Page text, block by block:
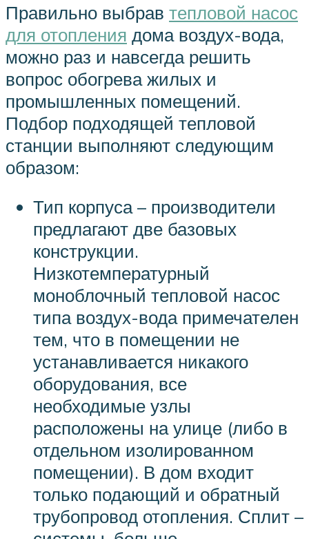
Правильно выбрав тепловой насос
для отопления дома воздух-вода,
можно раз и навсегда решить
вопрос обогрева жилых и
промышленных помещений.
Подбор подходящей тепловой
станции выполняют следующим
образом:
Тип корпуса – производители
предлагают две базовых
конструкции.
Низкотемпературный
моноблочный тепловой насос
типа воздух-вода примечателен
тем, что в помещении не
устанавливается никакого
оборудования, все
необходимые узлы
расположены на улице (либо в
отдельном изолированном
помещении). В дом входит
только подающий и обратный
трубопровод отопления. Сплит –